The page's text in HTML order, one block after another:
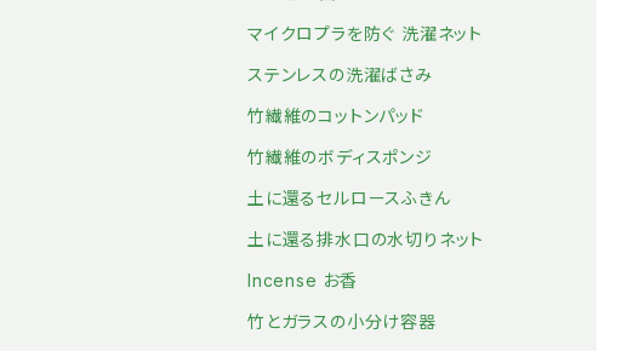
マイクロプラを防ぐ 洗濯ネット
ステンレスの洗濯ばさみ
竹繊維のコットンパッド
竹繊維のボディスポンジ
土に還るセルロースふきん
土に還る排水口の水切りネット
Incense お香
竹とガラスの小分け容器